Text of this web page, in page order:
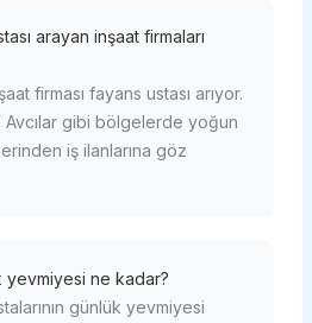
arayan inşaat firmaları
firması fayans ustası arıyor.
Avcılar gibi bölgelerde yoğun
iş ilanlarına göz
yevmiyesi ne kadar?
günlük yevmiyesi